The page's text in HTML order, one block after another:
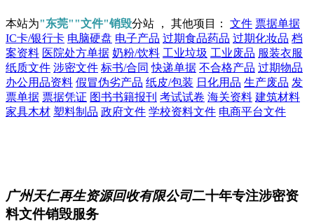
本站为"东莞""文件"销毁分站 ， 其他项目： 文件 票据单据
IC卡/银行卡 电脑硬盘 电子产品 过期食品药品 过期化妆品 档
案资料 医院处方单据 奶粉/饮料 工业垃圾 工业废品 服装衣服
纸质文件 涉密文件 标书/合同 快递单据 不合格产品 过期物品
办公用品资料 假冒伪劣产品 纸皮/包装 日化用品 生产废品 发
票单据 票据凭证 图书书籍报刊 考试试卷 海关资料 建筑材料
家具木材 塑料制品 政府文件 学校资料文件 电商平台文件
广州天仁再生资源回收有限公司二十年专注涉密资
料文件销毁服务